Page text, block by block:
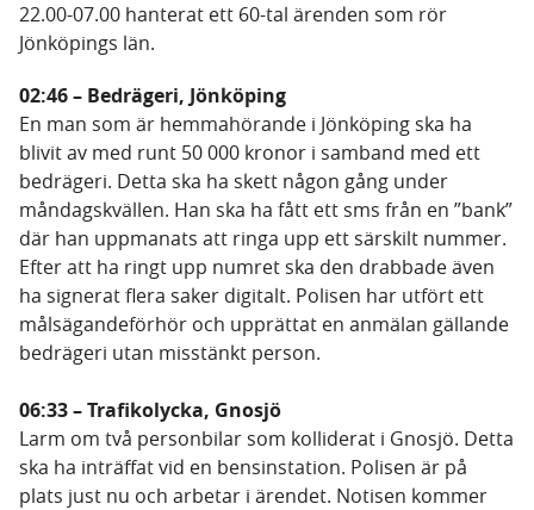
22.00-07.00 hanterat ett 60-tal ärenden som rör
Jönköpings län.
02:46 – Bedrägeri, Jönköping
En man som är hemmahörande i Jönköping ska ha
blivit av med runt 50 000 kronor i samband med ett
bedrägeri. Detta ska ha skett någon gång under
måndagskvällen. Han ska ha fått ett sms från en ”bank”
där han uppmanats att ringa upp ett särskilt nummer.
Efter att ha ringt upp numret ska den drabbade även
ha signerat flera saker digitalt. Polisen har utfört ett
målsägandeförhör och upprättat en anmälan gällande
bedrägeri utan misstänkt person.
06:33 – Trafikolycka, Gnosjö
Larm om två personbilar som kolliderat i Gnosjö. Detta
ska ha inträffat vid en bensinstation. Polisen är på
plats just nu och arbetar i ärendet. Notisen kommer